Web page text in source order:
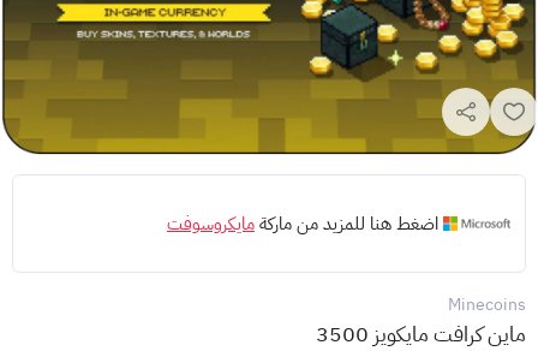
اضغط هنا للمزيد من ماركةمايكروسوفت
Minecoins
ماين كرافت مايكويز 3500